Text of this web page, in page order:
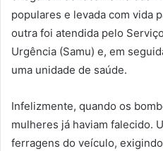
populares e levada com vida
outra foi atendida pelo
Urgência (Samu) e, em
uma unidade de saúde.
Infelizmente, quando os
mulheres já haviam falecido.
ferragens do veículo,